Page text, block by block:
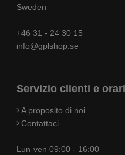
Sweden
+46 31 - 24 30 15
info@gplshop.se
Servizio clienti e
A proposito di noi
Contattaci
Lun-ven 09:00 - 16:00